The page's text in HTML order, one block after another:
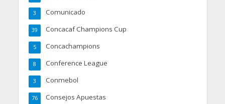
Comunicado
3
Concacaf Champions Cup
39
Concachampions
5
Conference League
8
Conmebol
3
Consejos Apuestas
76